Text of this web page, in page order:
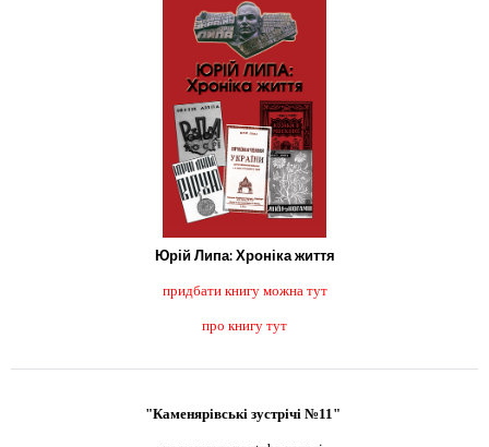
Юрій Липа: Хроніка життя
придбати книгу можна тут
про книгу тут
"Каменярівські зустрічі №11"